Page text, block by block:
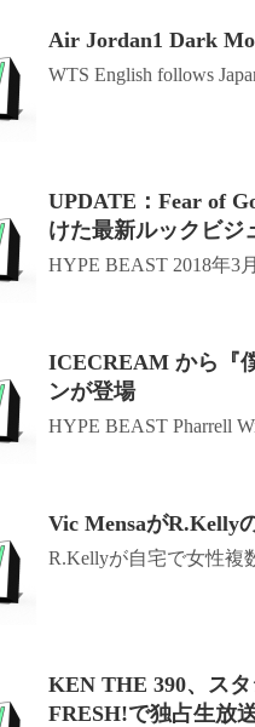
Air Jordan1 Dark
WTS English follows
UPDATE：Fear of
けた最新ルックビジ
HYPE BEAST 2018年3
ICECREAM から『
ンが登場
HYPE BEAST Pharrell
Vic MensaがR.Kelly
R.Kellyが自宅で女性複
KEN THE 390、ス
FRESH!で独占生放